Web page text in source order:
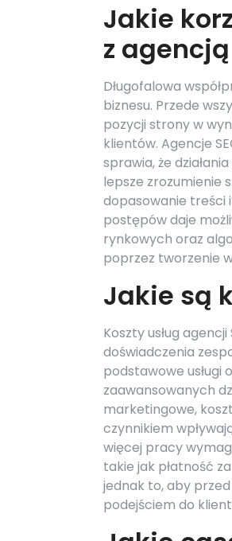
Jakie
z agencją
Długofalowa
biznesu. Przede
pozycji strony w
klientów. Agencje
sprawia, że
lepsze zrozumienie
dopasowanie treści
postępów daje
rynkowych oraz
poprzez tworzenie
Jakie są
Koszty usług
doświadczenia
podstawowe
zaawansowanych
marketingowe,
czynnikiem
więcej pracy
takie jak płatność
jednak to, aby
podejściem do